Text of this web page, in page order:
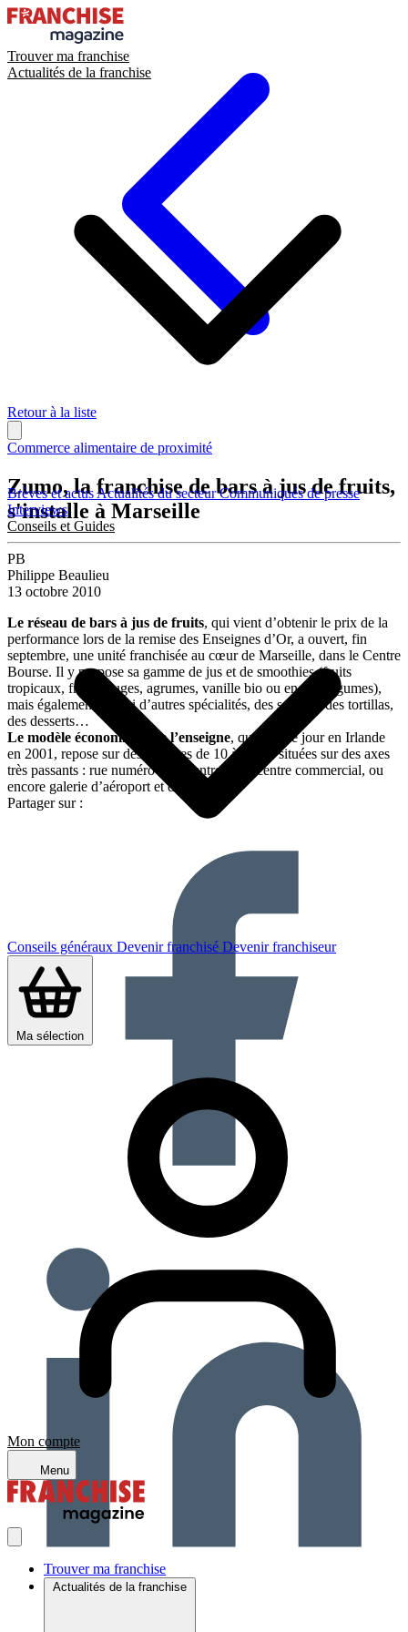
Trouver ma franchise
Actualités de la franchise
Brèves et actusActualités du secteurCommuniqués de presse
Interviews
Conseils et Guides
Conseils généraux Devenir franchisé Devenir franchiseur
Ma sélection
Mon compte
Menu
Trouver ma franchise
Actualités de la franchise
Retour à la liste
Commerce alimentaire de proximité
Zumo, la franchise de bars à jus de fruits,
s'installe à Marseille
PB
Philippe Beaulieu
13 octobre 2010
Le réseau de bars à jus de fruits, qui vient d’obtenir le prix de la
performance lors de la remise des Enseignes d’Or, a ouvert, fin
septembre, une unité franchisée au cœur de Marseille, dans le Centre
Bourse. Il y propose sa gamme de jus et de smoothies (fruits
tropicaux, fruits rouges, agrumes, vanille bio ou encore légumes),
mais également, parmi d’autres spécialités, des salades, des tortillas,
des desserts…
Le modèle économique de l’enseigne, qui a vu le jour en Irlande
en 2001, repose sur des surfaces de 10 à 30 m² situées sur des axes
très passants : rue numéro 1 en centre ville, centre commercial, ou
encore galerie d’aéroport et de gare.
Partager sur :